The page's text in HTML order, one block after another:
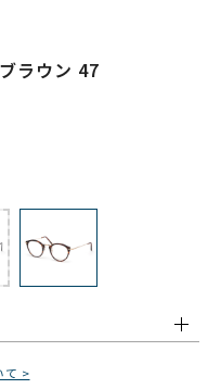
ラウン 47
て >